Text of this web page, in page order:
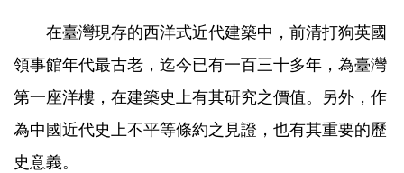
在臺灣現存的西洋式近代建築中，前清打狗英國
領事館年代最古老，迄今已有一百三十多年，為臺灣
第一座洋樓，在建築史上有其研究之價值。另外，作
為中國近代史上不平等條約之見證，也有其重要的歷
史意義。